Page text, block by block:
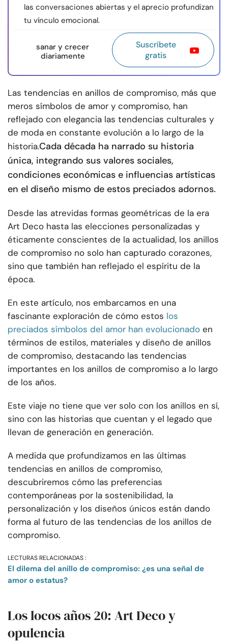
las conversaciones abiertas y el aprecio profundizan
tu vínculo emocional.
sanar y crecer
diariamente
Suscríbete
gratis
Las tendencias en anillos de compromiso, más que
meros símbolos de amor y compromiso, han
reflejado con elegancia las tendencias culturales y
de moda en constante evolución a lo largo de la
historia.Cada década ha narrado su historia
única, integrando sus valores sociales,
condiciones económicas e influencias artísticas
en el diseño mismo de estos preciados adornos.
Desde las atrevidas formas geométricas de la era
Art Deco hasta las elecciones personalizadas y
éticamente conscientes de la actualidad, los anillos
de compromiso no solo han capturado corazones,
sino que también han reflejado el espíritu de la
época.
En este artículo, nos embarcamos en una
fascinante exploración de cómo estos los
preciados símbolos del amor han evolucionado en
términos de estilos, materiales y diseño de anillos
de compromiso, destacando las tendencias
importantes en los anillos de compromiso a lo largo
de los años.
Este viaje no tiene que ver solo con los anillos en sí,
sino con las historias que cuentan y el legado que
llevan de generación en generación.
A medida que profundizamos en las últimas
tendencias en anillos de compromiso,
descubriremos cómo las preferencias
contemporáneas por la sostenibilidad, la
personalización y los diseños únicos están dando
forma al futuro de las tendencias de los anillos de
compromiso.
LECTURAS RELACIONADAS :
El dilema del anillo de compromiso: ¿es una señal de
amor o estatus?
Los locos años 20: Art Deco y
opulencia